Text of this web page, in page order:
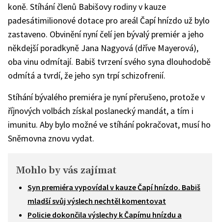
koně. Stíhání členů Babišovy rodiny v kauze
padesátimilionové dotace pro areál Čapí hnízdo už bylo
zastaveno. Obvinění nyní čelí jen bývalý premiér a jeho
někdejší poradkyně Jana Nagyová (dříve Mayerová),
oba vinu odmítají. Babiš tvrzení svého syna dlouhodobě
odmítá a tvrdí, že jeho syn trpí schizofrenií.
Stíhání bývalého premiéra je nyní přerušeno, protože v
říjnových volbách získal poslanecký mandát, a tím i
imunitu. Aby bylo možné ve stíhání pokračovat, musí ho
Sněmovna znovu vydat.
Mohlo by vás zajímat
Syn premiéra vypovídal v kauze Čapí hnízdo. Babiš
mladší svůj výslech nechtěl komentovat
Policie dokončila výslechy k Čapímu hnízdu a